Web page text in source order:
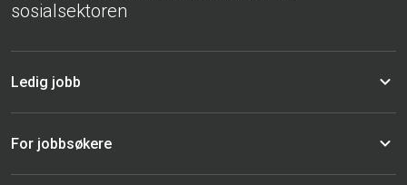
sosialsektoren
Ledig jobb
For jobbsøkere